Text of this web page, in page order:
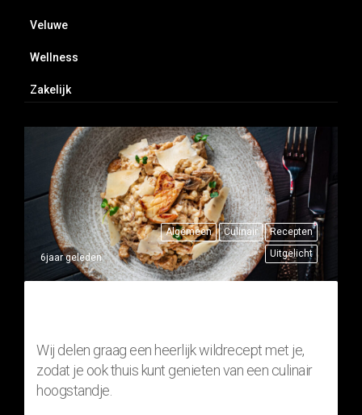
Veluwe
Wellness
Zakelijk
Algemeen Culinair
Recepten
Uitgelicht
6jaar geleden
Wij delen graag een heerlijk wildrecept met je,
zodat je ook thuis kunt genieten van een culinair
hoogstandje.